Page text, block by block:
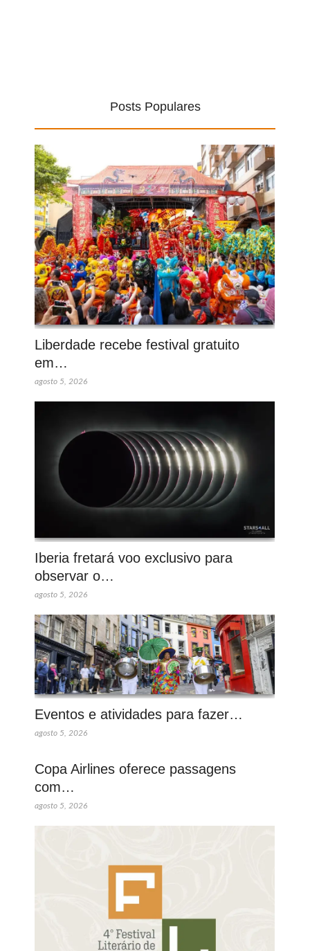
Posts Populares
Liberdade recebe festival gratuito
em…
agosto 5, 2026
Iberia fretará voo exclusivo para
observar o…
agosto 5, 2026
Eventos e atividades para fazer…
agosto 5, 2026
Copa Airlines oferece passagens
com…
agosto 5, 2026